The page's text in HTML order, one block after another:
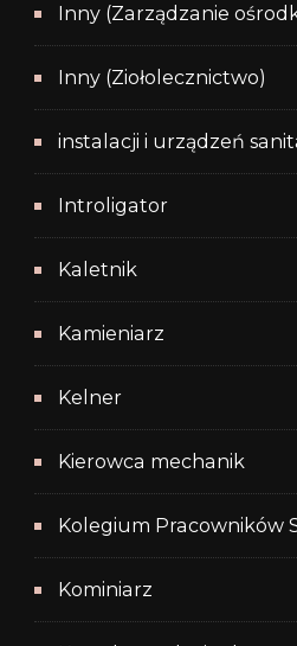
Inny (Zarządzanie
Inny (Ziołolecznictwo)
instalacji i urządzeń
Introligator
Kaletnik
Kamieniarz
Kelner
Kierowca mechanik
Kolegium Pracowników
Kominiarz